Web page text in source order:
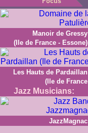
Manoir de Gressy
(Ile de France - Essone)
Les Hauts de Pardaillan
(Ile de France
Jazz Musicians:
JazzMagnac